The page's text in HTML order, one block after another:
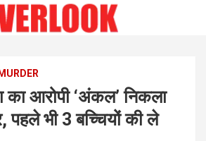
MURDER
का आरोपी ‘अंकल’ निकला
पहले भी 3 बच्चियों की ले